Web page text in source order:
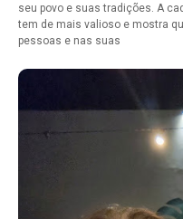
seu povo e suas tradições. A
tem de mais valioso e mostra
pessoas e nas suas